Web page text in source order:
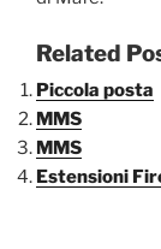
Related
Piccola posta
MMS
MMS
Estensioni